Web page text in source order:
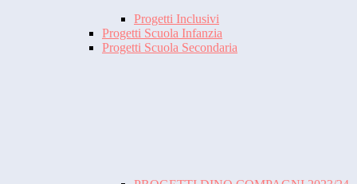
Progetti Inclusivi
Progetti Scuola Infanzia
Progetti Scuola Secondaria